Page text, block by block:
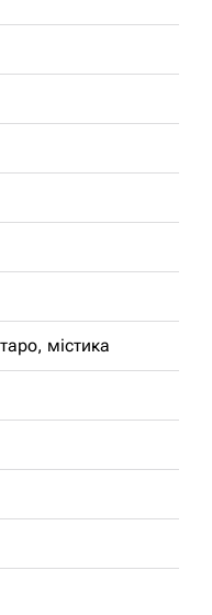
містика